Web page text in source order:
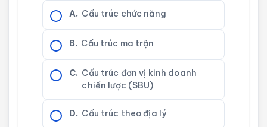
A. Cấu trúc chức năng
B. Cấu trúc ma trận
C. Cấu trúc đơn vị kinh doanh
chiến lược (SBU)
D. Cấu trúc theo địa lý